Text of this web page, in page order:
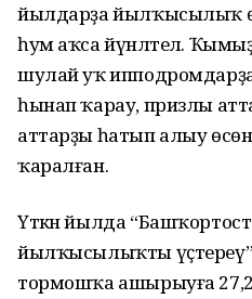
йылдарҙа йылҡысылыҡ
һум аҡса йүнәлтелә.
шулай уҡ
һынап ҡарау, призлы
аттарҙы һатып алыу
ҡаралған.
Үткән йылда
йылҡысылыҡты
тормошҡа ашырыуға 27,2